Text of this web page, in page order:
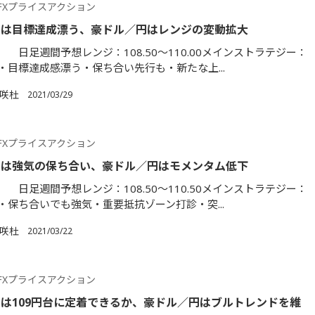
プライスアクション
目標達成漂う、豪ドル／円はレンジの変動拡大
足週間予想レンジ：108.50～110.00メインストラテジー：
目標達成感漂う・保ち合い先行も・新たな上...
杜 2021/03/29
プライスアクション
強気の保ち合い、豪ドル／円はモメンタム低下
足週間予想レンジ：108.50～110.50メインストラテジー：
保ち合いでも強気・重要抵抗ゾーン打診・突...
杜 2021/03/22
プライスアクション
109円台に定着できるか、豪ドル／円はブルトレンドを維